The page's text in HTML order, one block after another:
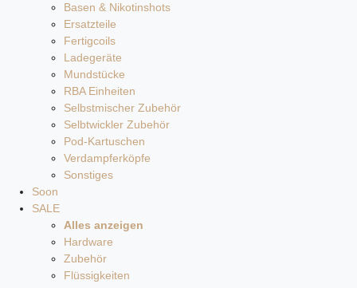
Basen & Nikotinshots
Ersatzteile
Fertigcoils
Ladegeräte
Mundstücke
RBA Einheiten
Selbstmischer Zubehör
Selbtwickler Zubehör
Pod-Kartuschen
Verdampferköpfe
Sonstiges
Soon
SALE
Alles anzeigen
Hardware
Zubehör
Flüssigkeiten